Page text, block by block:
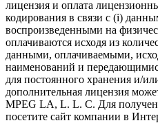
лицензия и оплата
кодирования в связи с (i)
воспроизведенными на
оплачиваются исходя из
данными, оплачиваемыми,
наименований и
для постоянного хранения и/
дополнительная лицензия
MPEG LA, L. L. C. Для
посетите сайт компании в